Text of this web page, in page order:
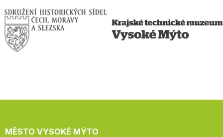
MĚSTO VYSOKÉ MÝTO